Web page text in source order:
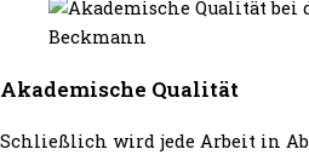
Akademische Qualität
Schließlich wird jede Arbeit in